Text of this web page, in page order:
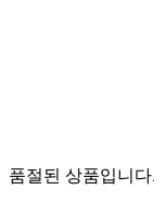
품절된 상품입니다.